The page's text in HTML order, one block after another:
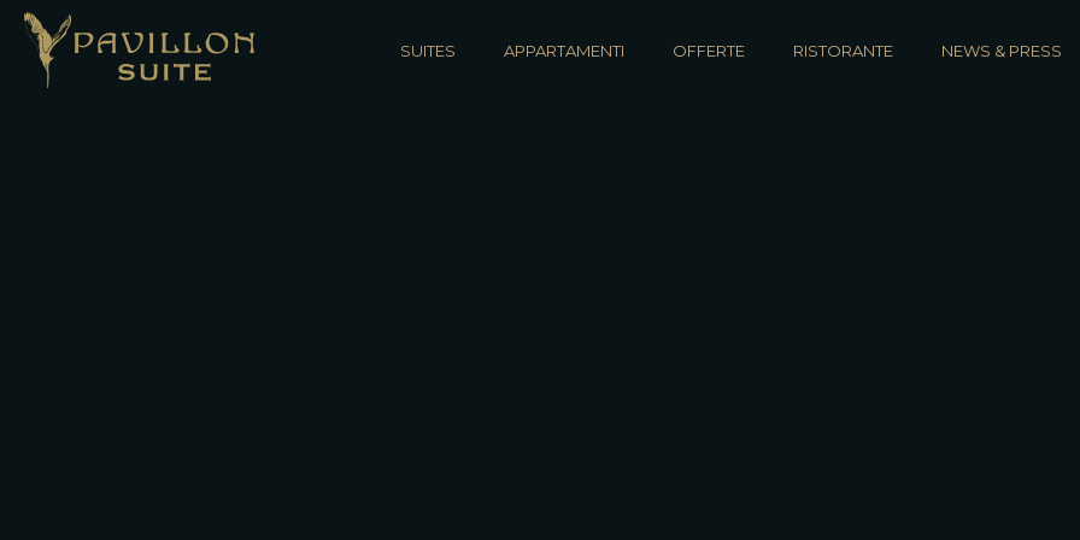
SUITES APPARTAMENTI OFFERTE RISTORANTE NEWS & PRESS